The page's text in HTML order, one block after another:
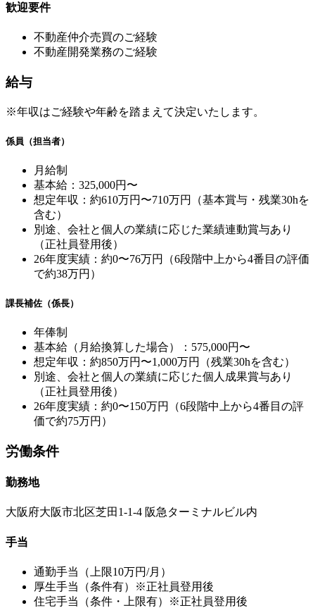
歓迎要件
不動産仲介売買のご経験
不動産開発業務のご経験
給与
※年収はご経験や年齢を踏まえて決定いたします。
係員（担当者）
月給制
基本給：325,000円〜
想定年収：約610万円〜710万円（基本賞与・残業30hを
含む）
別途、会社と個人の業績に応じた業績連動賞与あり
（正社員登用後）
26年度実績：約0〜76万円（6段階中上から4番目の評価
で約38万円）
課長補佐（係長）
年俸制
基本給（月給換算した場合）：575,000円〜
想定年収：約850万円〜1,000万円（残業30hを含む）
別途、会社と個人の業績に応じた個人成果賞与あり
（正社員登用後）
26年度実績：約0〜150万円（6段階中上から4番目の評
価で約75万円）
労働条件
勤務地
大阪府大阪市北区芝田1-1-4 阪急ターミナルビル内
手当
通勤手当（上限10万円/月）
厚生手当（条件有）※正社員登用後
住宅手当（条件・上限有）※正社員登用後